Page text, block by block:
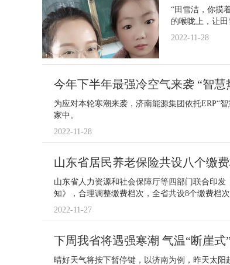
“田雪洁，你摸
的喉咙上，让田
2022-11-28
今年下半年最强冷空气来袭 “智慧
为应对本轮寒潮来袭，济南能源集团依托ERP“
家中。
2022-11-28
山东省居民养老保险共设八个缴
山东省人力资源和社会保障厅等四部门联合印
知》，合理调整缴费档次，全省共设8个缴费档次
2022-11-27
下周我省将遇强寒潮 气温“断崖式
晴好天气将按下暂停键，以济南为例，昨天太